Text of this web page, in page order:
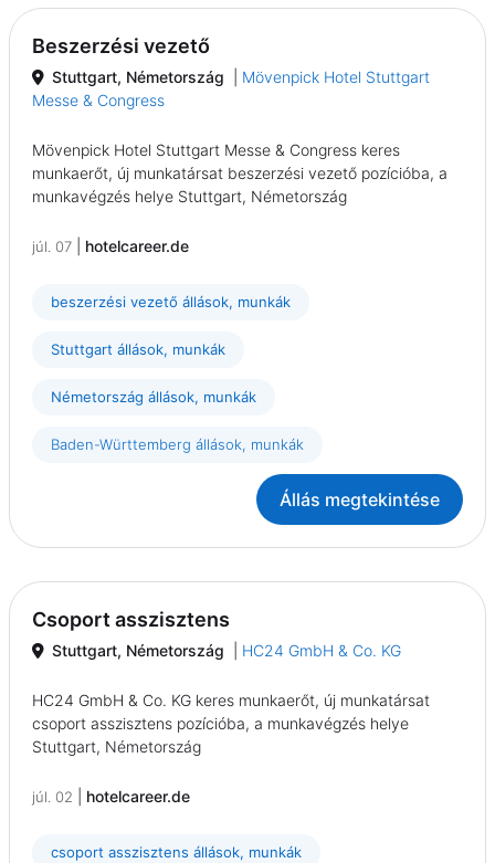
Beszerzési vezető
Stuttgart, Németország
Mövenpick Hotel Stuttgart
Messe & Congress
Mövenpick Hotel Stuttgart Messe & Congress keres
munkaerőt, új munkatársat beszerzési vezető pozícióba, a
munkavégzés helye Stuttgart, Németország
júl. 07 hotelcareer.de
beszerzési vezető állások, munkák
Stuttgart állások, munkák
Németország állások, munkák
Baden-Württemberg állások, munkák
Állás megtekintése
Csoport asszisztens
Stuttgart, Németország HC24 GmbH & Co. KG
HC24 GmbH & Co. KG keres munkaerőt, új munkatársat
csoport asszisztens pozícióba, a munkavégzés helye
Stuttgart, Németország
júl. 02 hotelcareer.de
csoport asszisztens állások, munkák